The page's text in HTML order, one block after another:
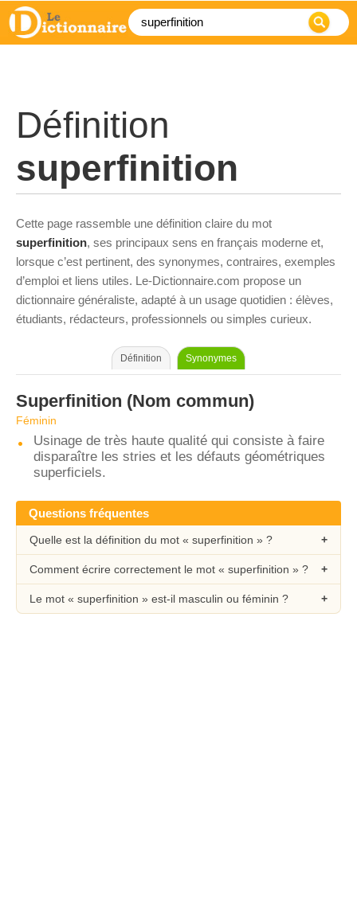
Définition
superfinition
Cette page rassemble une définition claire du mot
superfinition, ses principaux sens en français moderne et,
lorsque c’est pertinent, des synonymes, contraires, exemples
d’emploi et liens utiles. Le-Dictionnaire.com propose un
dictionnaire généraliste, adapté à un usage quotidien : élèves,
étudiants, rédacteurs, professionnels ou simples curieux.
Définition Synonymes
Superfinition (Nom commun)
Féminin
Usinage de très haute qualité qui consiste à faire
disparaître les stries et les défauts géométriques
superficiels.
Questions fréquentes
Quelle est la définition du mot « superfinition » ?
Comment écrire correctement le mot « superfinition » ?
Le mot « superfinition » est-il masculin ou féminin ?